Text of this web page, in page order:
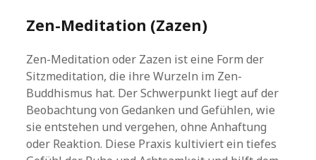
Zen-Meditation (Zazen)
Zen-Meditation oder Zazen ist eine Form der
Sitzmeditation, die ihre Wurzeln im Zen-
Buddhismus hat. Der Schwerpunkt liegt auf der
Beobachtung von Gedanken und Gefühlen, wie
sie entstehen und vergehen, ohne Anhaftung
oder Reaktion. Diese Praxis kultiviert ein tiefes